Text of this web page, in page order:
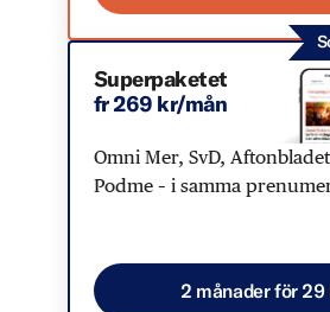
Superpaketet
fr 269 kr/mån
Omni Mer, SvD,
Podme – i samma
2 månader för 29